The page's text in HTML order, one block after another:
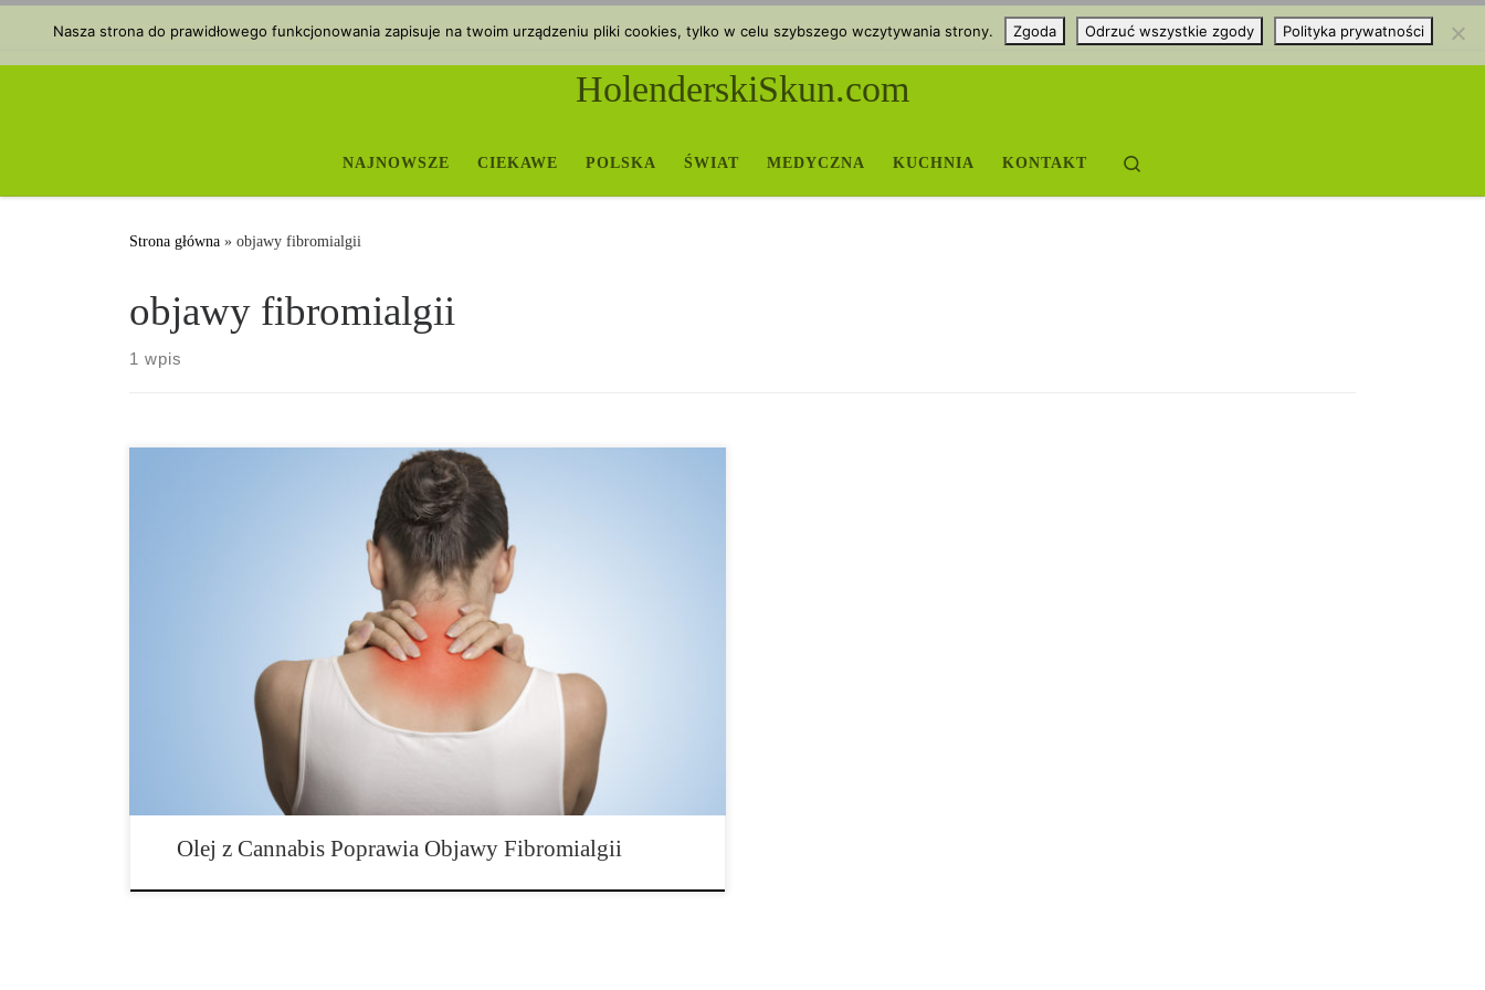
Przejdź do treści
HolenderskiSkun.com
NAJNOWSZE CIEKAWE POLSKA ŚWIAT MEDYCZNA KUCHNIA KONTAKT
Strona główna » objawy fibromialgii
objawy fibromialgii
1 wpis
Małe, kontrolowane badanie placebo wykazało, że codzienne dawki oleju z konopi
indyjskich bogatego w THC (tetrahydrokannabinol) znacznie zmniejszają doświadczany
ból, zmęczenie oraz poprawiają jakość życia u osób z fibromialgią. Wyniki badań,
opublikowane niedawno w czasopiśmie Pain Medicine, obejmowały 17 kobiet z
fibromialgią mieszkających w Florianopolis w Brazylii. Uczestnikom podawano krople
oleju z konopi indyjskich lub placebo przez osiem tygodni, zaczynając […]
Olej z Cannabis Poprawia Objawy Fibromialgii
Nasza strona do prawidłowego funkcjonowania zapisuje na twoim urządzeniu pliki cookies, tylko w celu szybszego wczytywania strony. Zgoda Odrzuć wszystkie zgody Polityka prywatności